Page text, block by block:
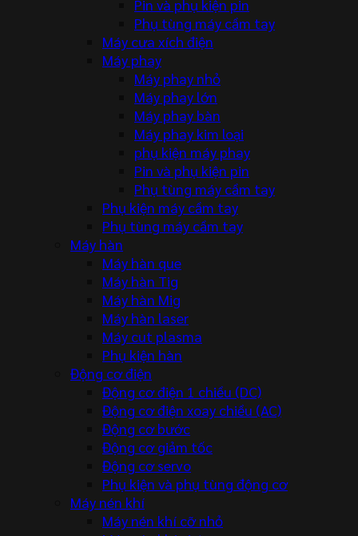
Pin và phụ kiện pin
Phụ tùng máy cầm tay
Máy cưa xích điện
Máy phay
Máy phay nhỏ
Máy phay lớn
Máy phay bàn
Máy phay kim loại
phụ kiện máy phay
Pin và phụ kiện pin
Phụ tùng máy cầm tay
Phụ kiện máy cầm tay
Phụ tùng máy cầm tay
Máy hàn
Máy hàn que
Máy hàn Tig
Máy hàn Mig
Máy hàn laser
Máy cut plasma
Phụ kiện hàn
Động cơ điện
Động cơ điện 1 chiều (DC)
Động cơ điện xoay chiều (AC)
Động cơ bước
Động cơ giảm tốc
Động cơ servo
Phụ kiện và phụ tùng động cơ
Máy nén khí
Máy nén khí cỡ nhỏ